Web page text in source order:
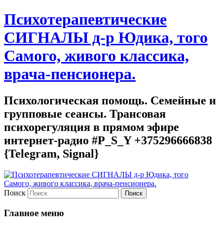
Психотерапевтические
СИГНАЛЫ д-р Юдика, того
Самого, живого классика,
врача-пенсионера.
Психологическая помощь. Семейные и
групповые сеансы. Трансовая
психорегуляция в прямом эфире
интернет-радио #P_S_Y +375296666838
{Telegram, Signal}
Поиск
Главное меню